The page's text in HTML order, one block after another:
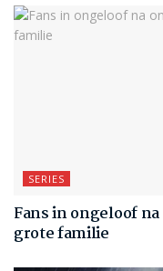
SERIES
Fans in ongeloof
grote familie